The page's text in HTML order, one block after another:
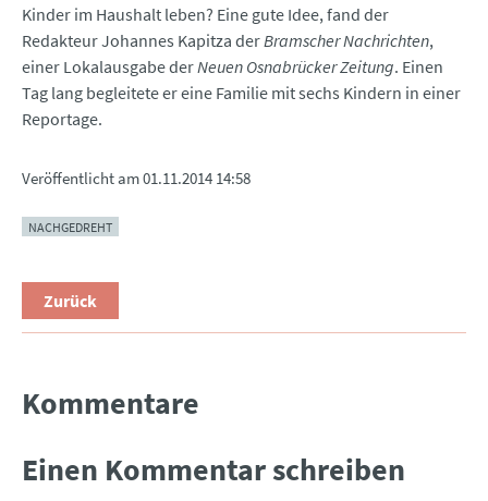
Kinder im Haushalt leben? Eine gute Idee, fand der
Redakteur Johannes Kapitza derBramscher Nachrichten,
einer Lokalausgabe derNeuen Osnabrücker Zeitung. Einen
Tag lang begleitete er eine Familie mit sechs Kindern in einer
Reportage.
Veröffentlicht am01.11.2014 14:58
NACHGEDREHT
Zurück
Kommentare
Einen Kommentar schreiben